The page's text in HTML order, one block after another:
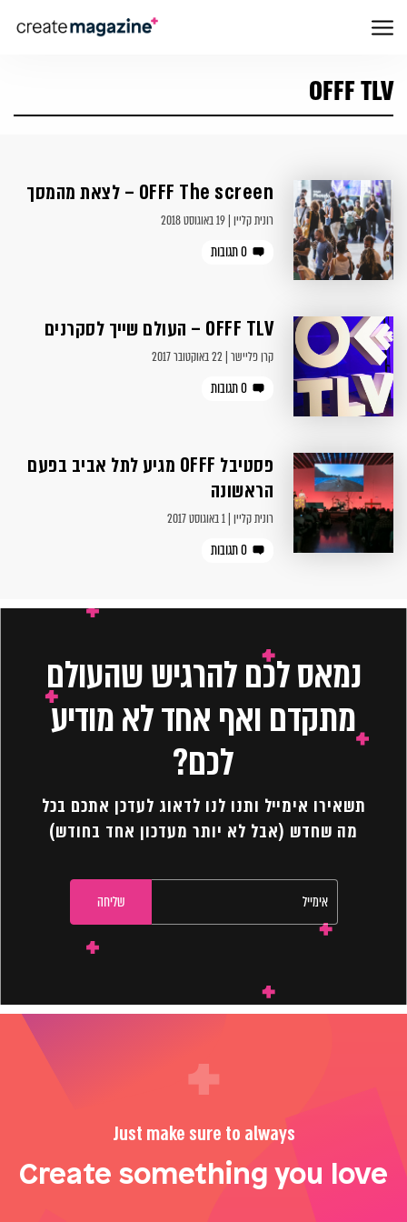
OFFF TLV
OFFF The screen – לצאת מהמסך
רונית קליין | 19 באוגוסט 2018
0 תגובות
OFFF TLV – העולם שייך לסקרנים
קרן פליישר | 22 באוקטובר 2017
0 תגובות
פסטיבל OFFF מגיע לתל אביב בפעם
הראשונה
רונית קליין | 1 באוגוסט 2017
0 תגובות
נמאס לכם להרגיש שהעולם
מתקדם ואף אחד לא מודיע
לכם?
תשאירו אימייל ותנו לנו לדאוג לעדכן אתכם בכל
מה שחדש (אבל לא יותר מעדכון אחד בחודש)
Just make sure to always
Create something you love